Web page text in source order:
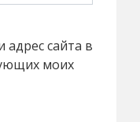
сайта в
моих